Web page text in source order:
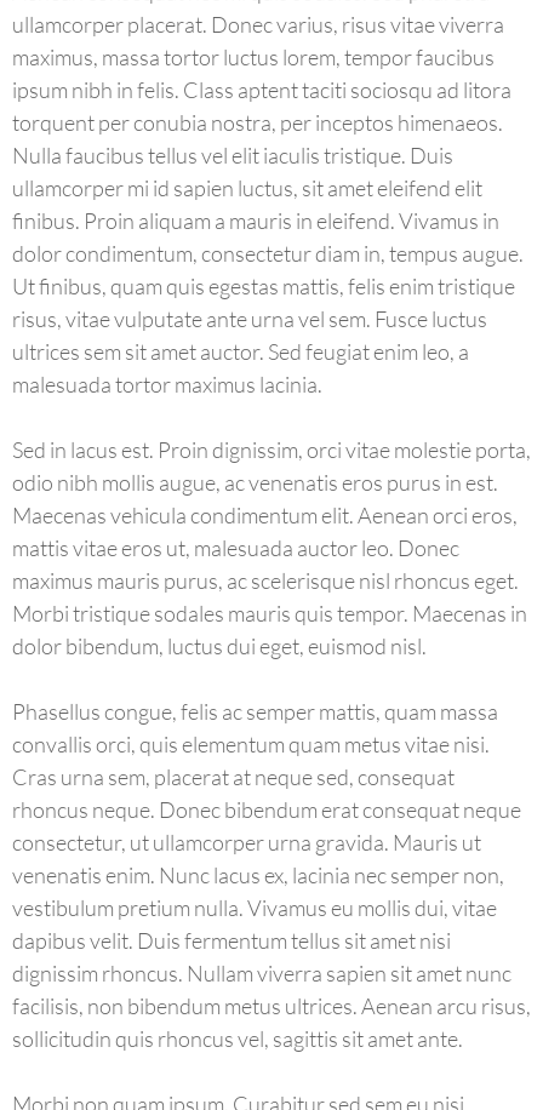
ullamcorper placerat. Donec varius, risus vitae viverra
maximus, massa tortor luctus lorem, tempor faucibus
ipsum nibh in felis. Class aptent taciti sociosqu ad litora
torquent per conubia nostra, per inceptos himenaeos.
Nulla faucibus tellus vel elit iaculis tristique. Duis
ullamcorper mi id sapien luctus, sit amet eleifend elit
finibus. Proin aliquam a mauris in eleifend. Vivamus in
dolor condimentum, consectetur diam in, tempus augue.
Ut finibus, quam quis egestas mattis, felis enim tristique
risus, vitae vulputate ante urna vel sem. Fusce luctus
ultrices sem sit amet auctor. Sed feugiat enim leo, a
malesuada tortor maximus lacinia.
Sed in lacus est. Proin dignissim, orci vitae molestie porta,
odio nibh mollis augue, ac venenatis eros purus in est.
Maecenas vehicula condimentum elit. Aenean orci eros,
mattis vitae eros ut, malesuada auctor leo. Donec
maximus mauris purus, ac scelerisque nisl rhoncus eget.
Morbi tristique sodales mauris quis tempor. Maecenas in
dolor bibendum, luctus dui eget, euismod nisl.
Phasellus congue, felis ac semper mattis, quam massa
convallis orci, quis elementum quam metus vitae nisi.
Cras urna sem, placerat at neque sed, consequat
rhoncus neque. Donec bibendum erat consequat neque
consectetur, ut ullamcorper urna gravida. Mauris ut
venenatis enim. Nunc lacus ex, lacinia nec semper non,
vestibulum pretium nulla. Vivamus eu mollis dui, vitae
dapibus velit. Duis fermentum tellus sit amet nisi
dignissim rhoncus. Nullam viverra sapien sit amet nunc
facilisis, non bibendum metus ultrices. Aenean arcu risus,
sollicitudin quis rhoncus vel, sagittis sit amet ante.
Morbi non quam ipsum. Curabitur sed sem eu nisi